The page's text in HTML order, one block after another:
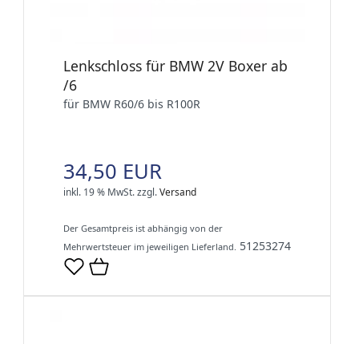
Lenkschloss für BMW 2V Boxer ab
/6
für BMW R60/6 bis R100R
34,50 EUR
inkl. 19 % MwSt.zzgl.Versand
Der Gesamtpreis ist abhängig von der
Mehrwertsteuer im jeweiligen Lieferland. 51253274